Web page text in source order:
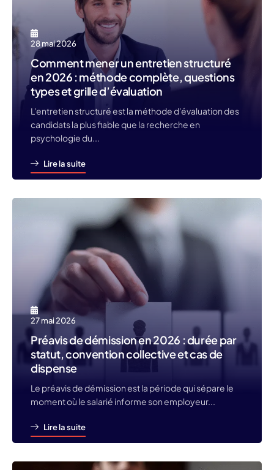
28 mai 2026
Comment mener un entretien structuré
en 2026 : méthode complète, questions
types et grille d’évaluation
L'entretien structuré est la méthode d'évaluation des
candidats la plus fiable que la recherche en
psychologie du...
Lire la suite
27 mai 2026
Préavis de démission en 2026 : durée par
statut, convention collective et cas de
dispense
Le préavis de démission est la période qui sépare le
moment où le salarié informe son employeur...
Lire la suite